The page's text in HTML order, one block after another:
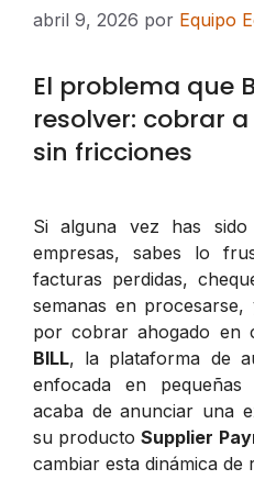
abril 9, 2026 por Equipo
El problema que
resolver: cobrar a
sin fricciones
Si alguna vez has
empresas, sabes lo
facturas perdidas,
semanas en
por cobrar ahogado en
BILL, la plataforma de
enfocada en pequeñas
acaba de anunciar una
su productoSupplier
cambiar esta dinámica de